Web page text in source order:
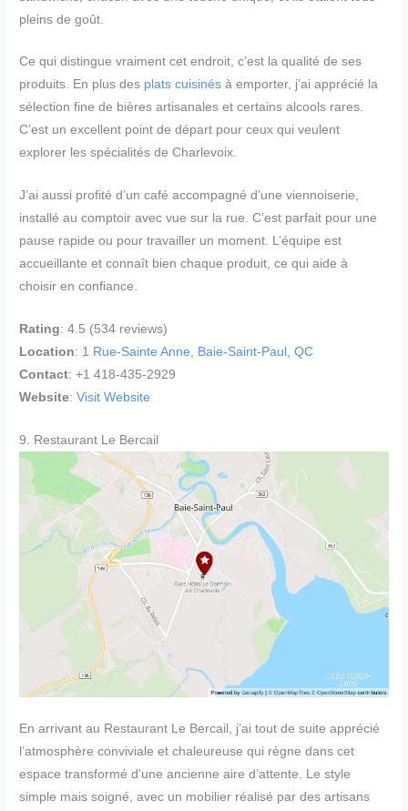
pleins de goût.
Ce qui distingue vraiment cet endroit, c’est la qualité de ses
produits. En plus des plats cuisinés à emporter, j’ai apprécié la
sélection fine de bières artisanales et certains alcools rares.
C’est un excellent point de départ pour ceux qui veulent
explorer les spécialités de Charlevoix.
J’ai aussi profité d’un café accompagné d’une viennoiserie,
installé au comptoir avec vue sur la rue. C’est parfait pour une
pause rapide ou pour travailler un moment. L’équipe est
accueillante et connaît bien chaque produit, ce qui aide à
choisir en confiance.
Rating: 4.5 (534 reviews)
Location: 1 Rue-Sainte Anne, Baie-Saint-Paul, QC
Contact: +1 418-435-2929
Website:Visit Website
9. Restaurant Le Bercail
En arrivant au Restaurant Le Bercail, j’ai tout de suite apprécié
l’atmosphère conviviale et chaleureuse qui règne dans cet
espace transformé d’une ancienne aire d’attente. Le style
simple mais soigné, avec un mobilier réalisé par des artisans